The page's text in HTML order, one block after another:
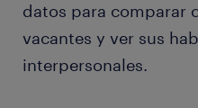
datos para comparar
vacantes y ver sus
interpersonales.